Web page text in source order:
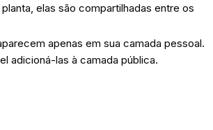
elas são compartilhadas entre os
apenas em sua camada pessoal.
adicioná-las à camada pública.